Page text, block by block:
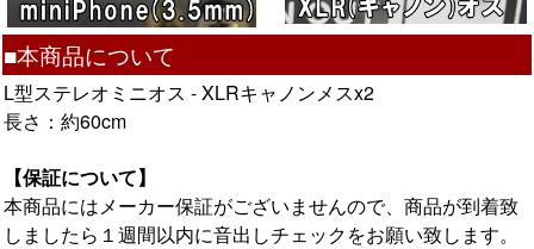
■本商品について
L型ステレオミニオス - XLRキャノンメスx2
長さ：約60cm
【保証について】
本商品にはメーカー保証がございませんので、商品が到着致
しましたら１週間以内に音出しチェックをお願い致します。